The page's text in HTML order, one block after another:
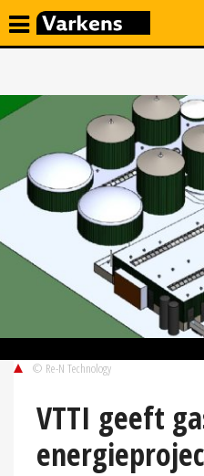
© Re-N Technology
VTTI geeft